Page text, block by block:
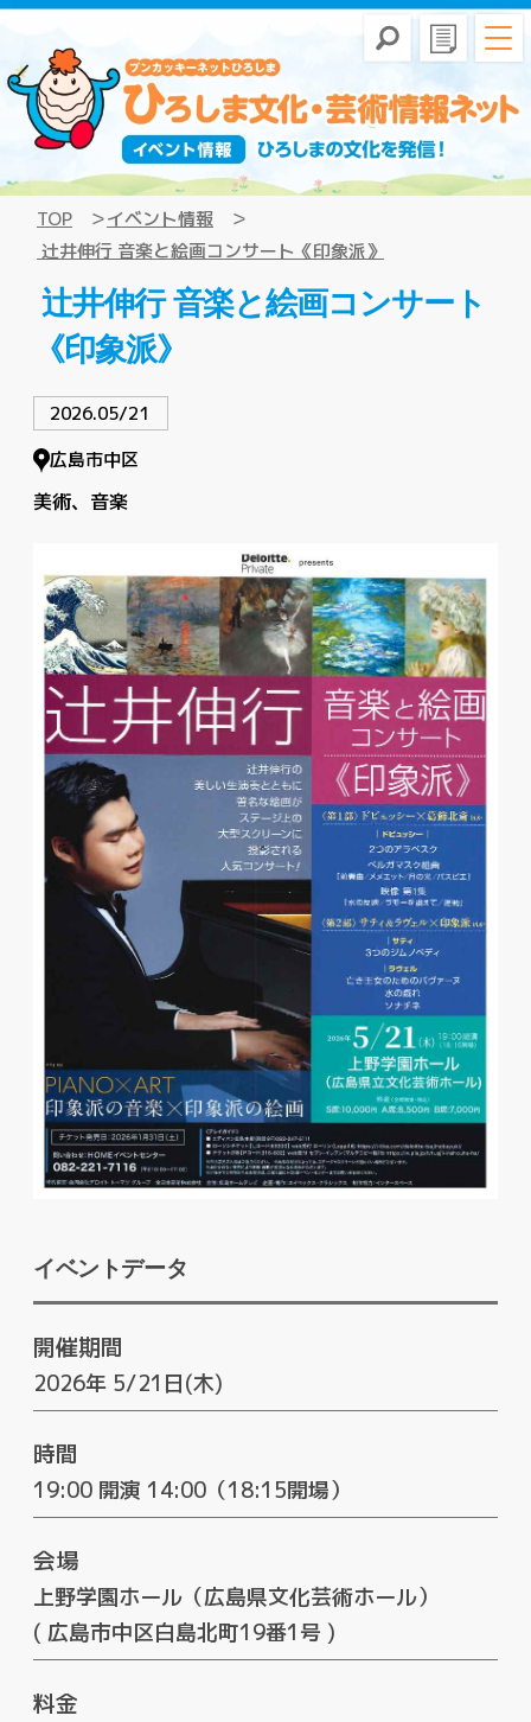
TOP
イベント情報
辻井伸行 音楽と絵画コンサート《印象派》
辻井伸行 音楽と絵画コンサート
《印象派》
2026.05/21
広島市中区
美術 音楽
イベントデータ
開催期間
2026年 5/21日(木)
時間
19:00 開演 14:00（18:15開場）
会場
上野学園ホール（広島県文化芸術ホール）
( 広島市中区白島北町19番1号 )
料金